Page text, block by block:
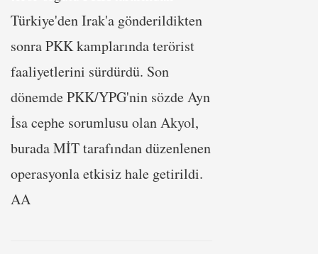
Türkiye'den Irak'a gönderildikten
sonra PKK kamplarında terörist
faaliyetlerini sürdürdü. Son
dönemde PKK/YPG'nin sözde Ayn
İsa cephe sorumlusu olan Akyol,
burada MİT tarafından düzenlenen
operasyonla etkisiz hale getirildi.
AA